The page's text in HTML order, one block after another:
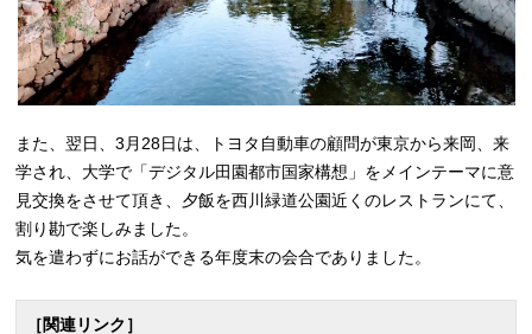
また、翌日、3月28日は、トヨタ自動車の顧問が東京から来岡、来
学され、大学で「デジタル田園都市国家構想」をメインテーマに意
見交換をさせて頂き、夕飯を西川緑道公園近くのレストランにて、
割り勘で楽しみました。
気を遣わずにお話ができる年度末の会合でありました。
［関連リンク］